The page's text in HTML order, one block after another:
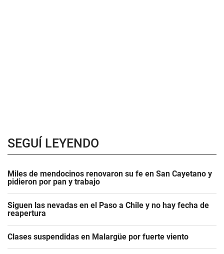
SEGUÍ LEYENDO
Miles de mendocinos renovaron su fe en San Cayetano y
pidieron por pan y trabajo
Siguen las nevadas en el Paso a Chile y no hay fecha de
reapertura
Clases suspendidas en Malargüe por fuerte viento